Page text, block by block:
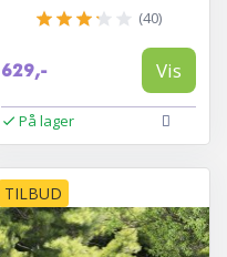
(40)
629,- Vis
På lager
TILBUD